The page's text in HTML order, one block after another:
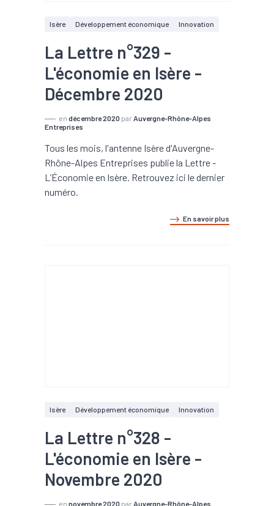
Isère Développement économique Innovation
La Lettre n°329 -
L'économie en Isère -
Décembre 2020
en décembre 2020 par Auvergne-Rhône-Alpes
Entreprises
Tous les mois, l'antenne Isère d'Auvergne-
Rhône-Alpes Entreprises publie la Lettre -
L’Économie en Isère. Retrouvez ici le dernier
numéro.
En savoir plus
Isère Développement économique Innovation
La Lettre n°328 -
L'économie en Isère -
Novembre 2020
en novembre 2020 par Auvergne-Rhône-Alpes